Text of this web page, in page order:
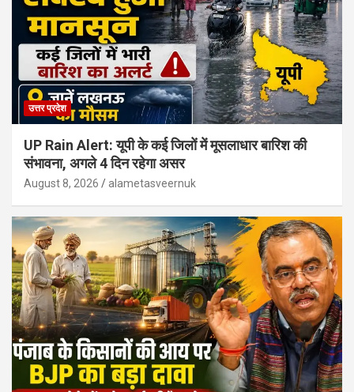
उत्तर प्रदेश
UP Rain Alert: यूपी के कई जिलों में मूसलाधार बारिश की
संभावना, अगले 4 दिन रहेगा असर
August 8, 2026 alametasveernuk